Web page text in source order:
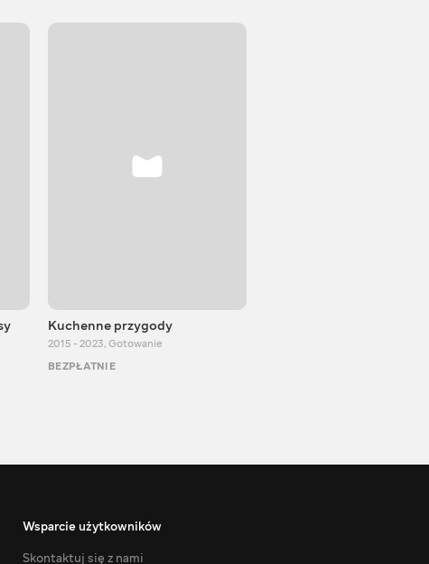
Kuchenne przygody
2015 - 2023, Gotowanie
BEZPŁATNIE
Wsparcie użytkowników
Skontaktuj się z nami